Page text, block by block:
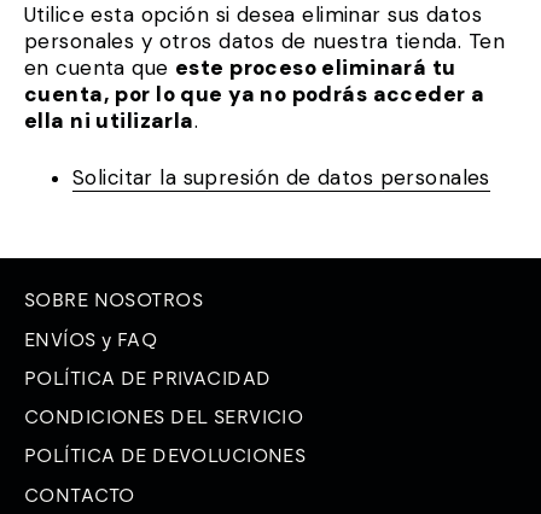
Utilice esta opción si desea eliminar sus datos
personales y otros datos de nuestra tienda. Ten
en cuenta que este proceso eliminará tu
cuenta, por lo que ya no podrás acceder a
ella ni utilizarla.
Solicitar la supresión de datos personales
SOBRE NOSOTROS
ENVÍOS y FAQ
POLÍTICA DE PRIVACIDAD
CONDICIONES DEL SERVICIO
POLÍTICA DE DEVOLUCIONES
CONTACTO